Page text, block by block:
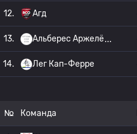
12. Агд
13. Альберес Аржелё
14. Лег Кап-Ферре
№ Команда